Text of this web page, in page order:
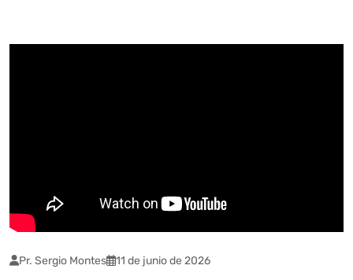
Pr. Sergio Montes 11 de junio de 2026